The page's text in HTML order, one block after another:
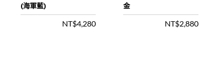
(海軍藍)
NT$4,280
金
NT$2,880